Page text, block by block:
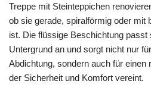
Treppe mit Steinteppichen
ob sie gerade, spiralförmig oder mit
ist. Die flüssige Beschichtung passt
Untergrund an und sorgt nicht nur
Abdichtung, sondern auch für einen
der Sicherheit und Komfort vereint.